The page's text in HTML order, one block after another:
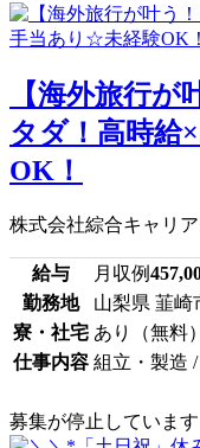
【海外旅行が
タダ！高時給
OK！
株式会社綜合キャリ
給与 月収例
勤務地
山梨県 韮崎
寮・社宅 あり（無料）
仕事内容 組立・製造
募集が停止しています